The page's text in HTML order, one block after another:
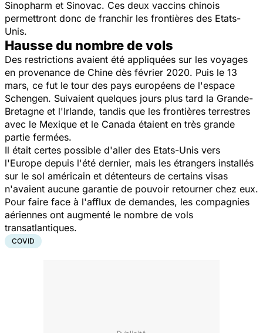
Sinopharm et Sinovac. Ces deux vaccins chinois
permettront donc de franchir les frontières des Etats-
Unis.
Hausse du nombre de vols
Des restrictions avaient été appliquées sur les voyages
en provenance de Chine dès février 2020. Puis le 13
mars, ce fut le tour des pays européens de l'espace
Schengen. Suivaient quelques jours plus tard la Grande-
Bretagne et l'Irlande, tandis que les frontières terrestres
avec le Mexique et le Canada étaient en très grande
partie fermées.
Il était certes possible d'aller des Etats-Unis vers
l'Europe depuis l'été dernier, mais les étrangers installés
sur le sol américain et détenteurs de certains visas
n'avaient aucune garantie de pouvoir retourner chez eux.
Pour faire face à l'afflux de demandes, les compagnies
aériennes ont augmenté le nombre de vols
transatlantiques.
COVID